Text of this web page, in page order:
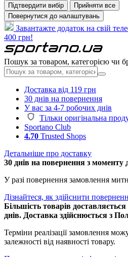
Підтвердити вибір
Прийняти все
Повернутися до налаштувань
Завантажте додаток на свій
400 грн!
Пошук за товаром, категорією чи
Доставка від 119 грн
30 днів на повернення
У вас за 4-7 робочих днів
Тільки оригінальна
Sportano Club
4.70 Trusted Shops
Детальніше про доставку
30 днів на повернення з моменту
У разі повернення замовлення
Дізнайтеся, як здійснити
Більшість товарів
днів. Доставка здійснюється з
Терміни реалізації замовлення
залежності від наявності товару.